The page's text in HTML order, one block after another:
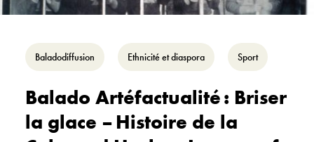
Baladodiffusion Ethnicité et diaspora Sport
Balado Artéfactualité : Briser
la glace – Histoire de la